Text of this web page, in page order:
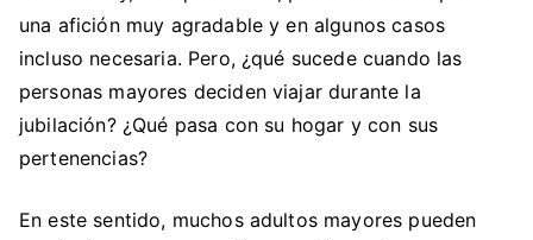
una afición muy agradable y en algunos casos
incluso necesaria. Pero, ¿qué sucede cuando las
personas mayores deciden viajar durante la
jubilación? ¿Qué pasa con su hogar y con sus
pertenencias?
En este sentido, muchos adultos mayores pueden